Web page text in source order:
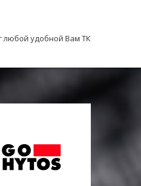
любой удобной Вам ТК